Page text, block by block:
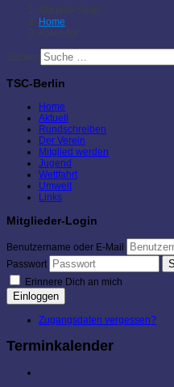
Aktuelle Seite:
Home
Kalender
Suchen
TSC-Berlin
Home
Aktuell
Rundschreiben
Der Verein
Mitglied werden
Jugend
Wettfahrt
Umwelt
Links
Mitglieder-Login
Benutzername oder E-Mail
Passwort
Erinnere Dich an mich
Einloggen
Zugangsdaten vergessen?
Terminkalender